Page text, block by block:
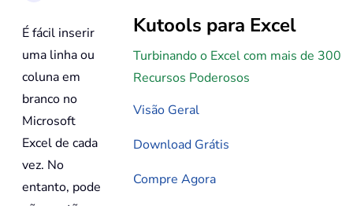
Kutools para Excel
Turbinando o Excel com mais de 300
Recursos Poderosos
Visão Geral
Download Grátis
Compre Agora
É fácil inserir
uma linha ou
coluna em
branco no
Microsoft
Excel de cada
vez. No
entanto, pode